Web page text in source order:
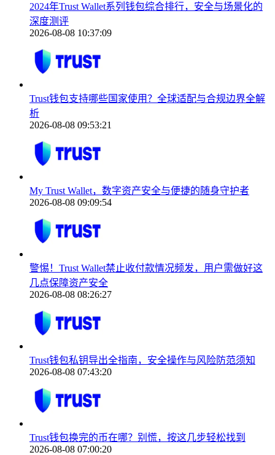
2024年Trust Wallet系列钱包综合排行，安全与场景化的
深度测评
2026-08-08 10:37:09
Trust钱包支持哪些国家使用？全球适配与合规边界全解
析
2026-08-08 09:53:21
My Trust Wallet，数字资产安全与便捷的随身守护者
2026-08-08 09:09:54
警惕！Trust Wallet禁止收付款情况频发，用户需做好这
几点保障资产安全
2026-08-08 08:26:27
Trust钱包私钥导出全指南，安全操作与风险防范须知
2026-08-08 07:43:20
Trust钱包换完的币在哪？别慌，按这几步轻松找到
2026-08-08 07:00:20